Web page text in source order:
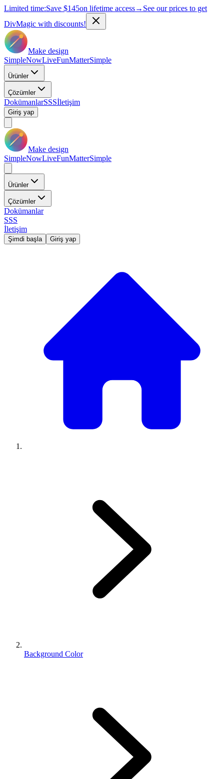
Limited time:Save $145on lifetime access→ See our prices to get
DivMagic with discounts!
Make design
SimpleNowLiveFunMatterSimple
Ürünler
Çözümler
DokümanlarSSSİletişim
Giriş yap
Make design
SimpleNowLiveFunMatterSimple
Ürünler
Çözümler
Dokümanlar
SSS
İletişim
Şimdi başla Giriş yap
Background Color